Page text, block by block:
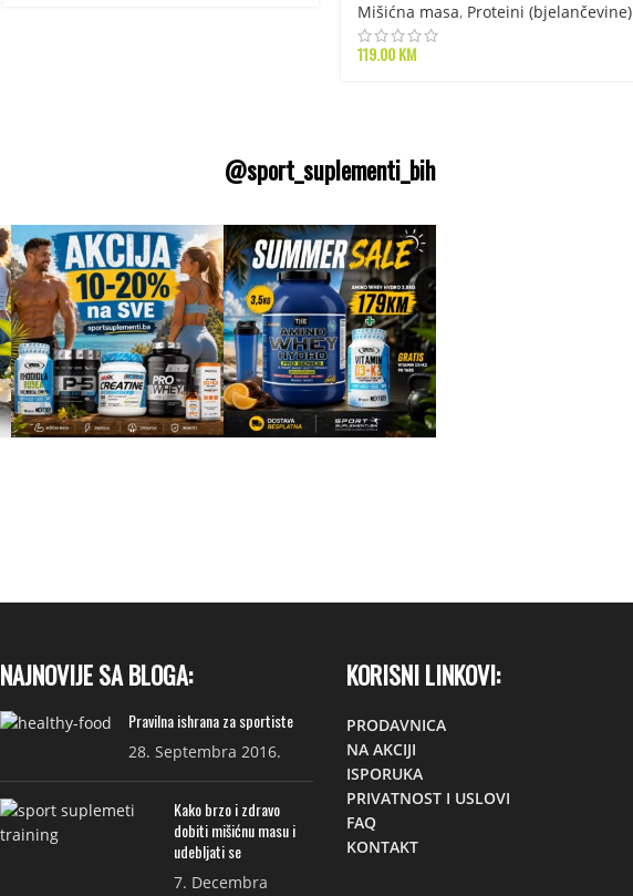
Mišićna masa, Proteini (bjelančevine)
119.00KM
@sport_suplementi_bih
NAJNOVIJE SA BLOGA:
Pravilna ishrana za sportiste
28. Septembra 2016.
Kako brzo i zdravo
dobiti mišićnu masu i
udebljati se
7. Decembra
KORISNI LINKOVI:
PRODAVNICA
NA AKCIJI
ISPORUKA
PRIVATNOST I USLOVI
FAQ
KONTAKT